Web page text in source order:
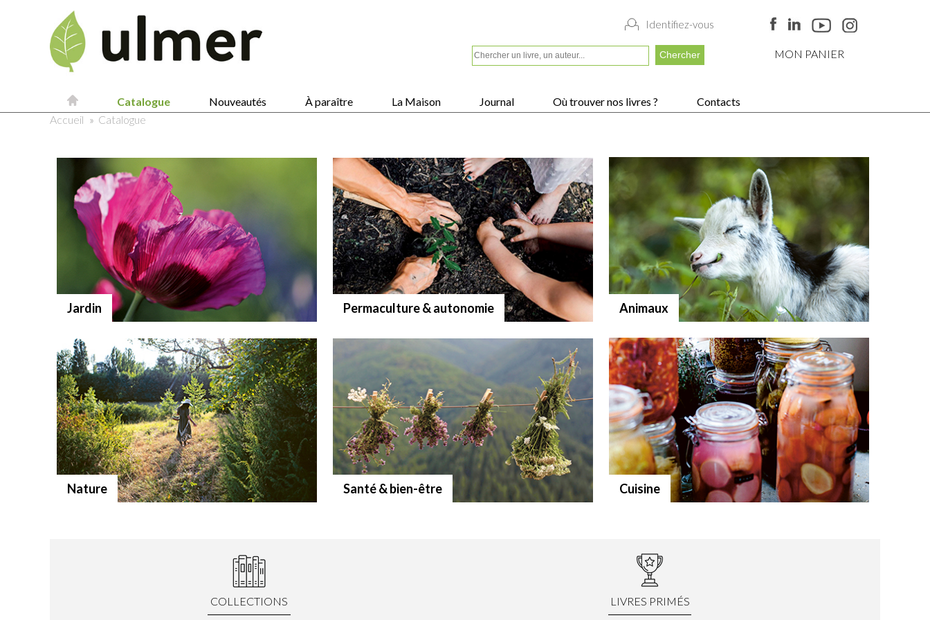
Identifiez-vous
MON PANIER
Catalogue Nouveautés À paraître La Maison Journal Où trouver nos livres ?
Contacts
Accueil » Catalogue
Jardin Permaculture & autonomie Animaux
Nature Santé & bien-être Cuisine
COLLECTIONS LIVRES PRIMÉS